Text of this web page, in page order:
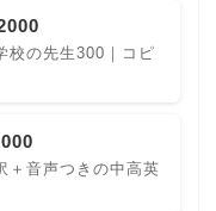
校の先生300｜コピ
＋音声つきの中高英